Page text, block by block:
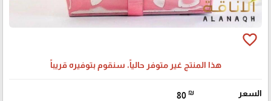
favorite_border
هذا المنتج غير متوفر حالياً، سنقوم بتوفيره قريباً
السعر 80 ₪